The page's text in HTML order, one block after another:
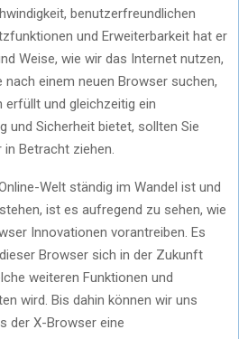
benutzerfreundlichen
und Erweiterbarkeit hat er
Weise, wie wir das Internet nutzen,
nach einem neuen Browser suchen,
und gleichzeitig ein
und Sicherheit bietet, sollten Sie
Betracht ziehen.
Welt ständig im Wandel ist und
ist es aufregend zu sehen, wie
Innovationen vorantreiben. Es
Browser sich in der Zukunft
weiteren Funktionen und
wird. Bis dahin können wir uns
der X-Browser eine